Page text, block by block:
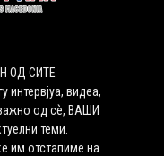
ОД СИТЕ
интервјуа, видеа,
од сѐ, ВАШИ
теми.
им отстапиме на